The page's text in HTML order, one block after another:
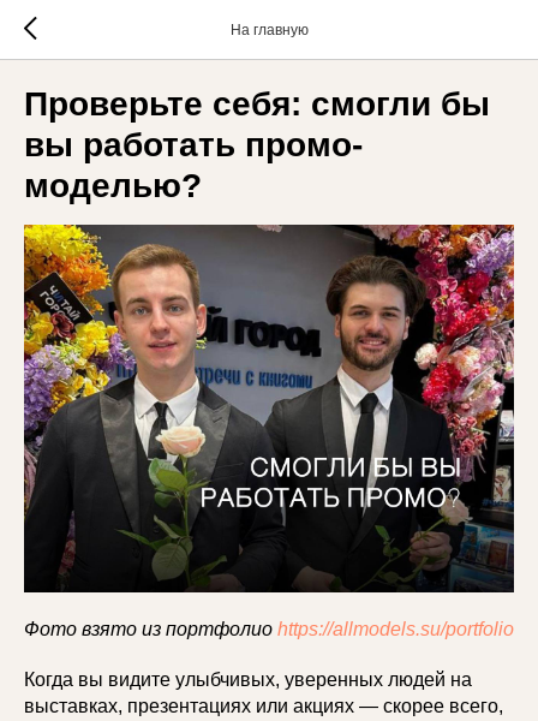
На главную
Проверьте себя: смогли бы
вы работать промо-
моделью?
Фото взято из портфолио https://allmodels.su/portfolio
Когда вы видите улыбчивых, уверенных людей на
выставках, презентациях или акциях — скорее всего,